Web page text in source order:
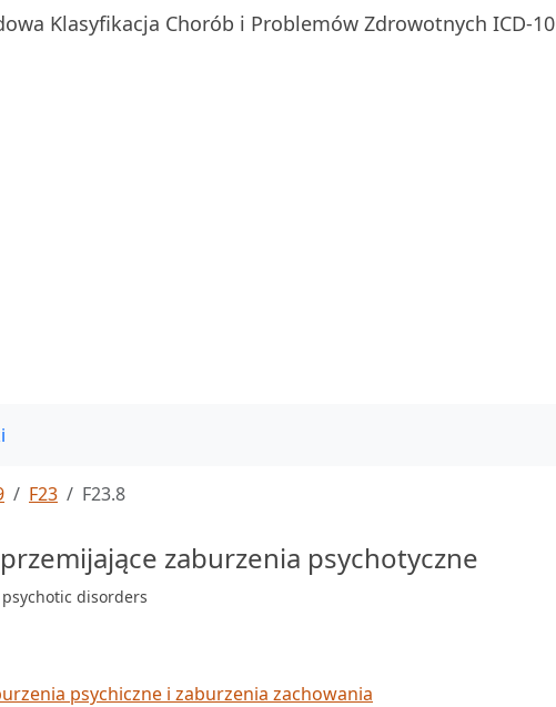
Klasyfikacja Chorób i Problemów Zdrowotnych ICD-10
F23 F23.8
zaburzenia psychotyczne
disorders
psychiczne i zaburzenia zachowania